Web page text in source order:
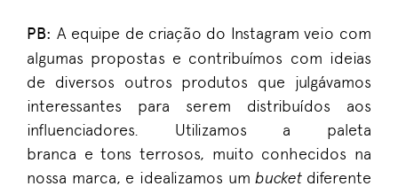
PB: A equipe de criação do Instagram veio com
algumas propostas e contribuímos com ideias
de diversos outros produtos que julgávamos
interessantes para serem distribuídos aos
influenciadores. Utilizamos a paleta
branca e tons terrosos, muito conhecidos na
nossa marca, e idealizamos umbucket diferente